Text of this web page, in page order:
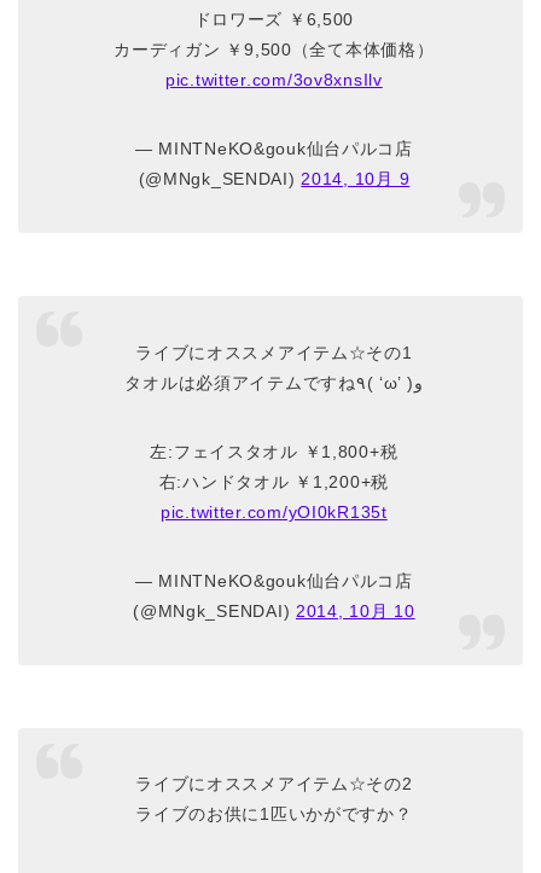
ドロワーズ ￥6,500
カーディガン ￥9,500（全て本体価格）
pic.twitter.com/3ov8xnsIlv
— MINTNeKO&gouk仙台パルコ店
(@MNgk_SENDAI) 2014, 10月 9
ライブにオススメアイテム☆その1
タオルは必須アイテムですね٩( ‘ω’ )و
左:フェイスタオル ￥1,800+税
右:ハンドタオル ￥1,200+税
pic.twitter.com/yOI0kR135t
— MINTNeKO&gouk仙台パルコ店
(@MNgk_SENDAI) 2014, 10月 10
ライブにオススメアイテム☆その2
ライブのお供に1匹いかがですか？